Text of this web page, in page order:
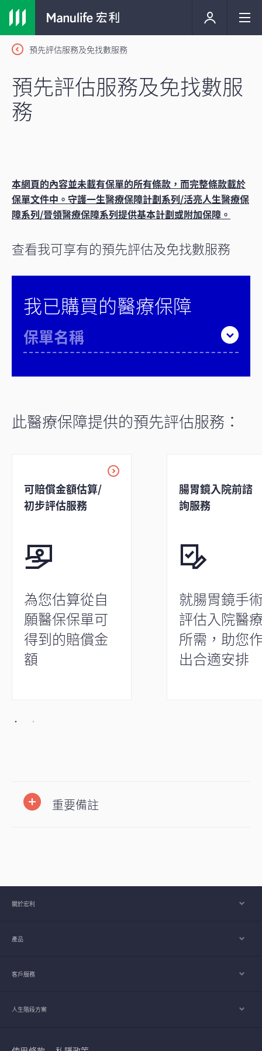
預先評估服務及免找數服務
預先評估服務及免找數服
務
本網頁的內容並未載有保單的所有條款，而完整條款載於
保單文件中。守護一生醫療保障計劃系列/活亮人生醫療保
障系列/晉領醫療保障系列提供基本計劃或附加保障。
查看我可享有的預先評估及免找數服務
我已購買的醫療保障
保單名稱
此醫療保障提供的預先評估服務：
可賠償金額估算/
初步評估服務
為您估算從自
願醫保保單可
得到的賠償金
額
腸胃鏡入院前諮
詢服務
就腸胃鏡手
評估入院醫
所需，助您
出合適安排
重要備註
關於宏利
產品
客戶服務
人生階段方案